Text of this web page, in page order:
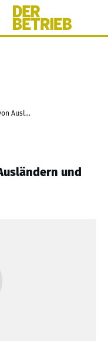
Weniger Gründungen von Ausländern und Deutschen
und